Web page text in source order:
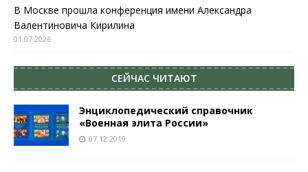
В Москве прошла конференция имени Александра
Валентиновича Кирилина
01.07.2026
СЕЙЧАС ЧИТАЮТ
Энциклопедический справочник
«Военная элита России»
07.12.2019